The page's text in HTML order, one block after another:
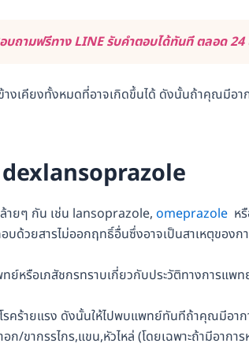
บถามฟรีทาง LINE รับคำตอบได้ทันที ตลอด
างเคียงทั้งหมดที่อาจเกิดขึ้นได้ ดังนั้นถ้าคุณมีอา
dexlansoprazole
ยๆ กัน เช่น lansoprazole, omeprazole ห
ด้วยสารไม่ออกฤทธิ์อื่นซึ่งอาจเป็นสาเหตุของ
ย์หรือเภสัชกรทราบเกี่ยวกับประวัติทางการแพ
คร้ายแรง ดังนั้นให้ไปพบแพทย์ทันทีถ้าคุณมีอา
ก/ขากรรไกร,แขน,หัวไหล่ (โดยเฉพาะถ้ามีอาก